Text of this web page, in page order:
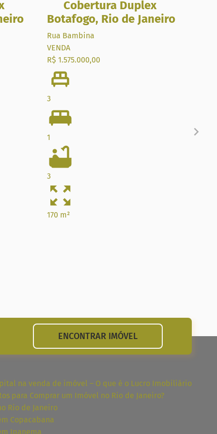
Cobertura Duplex
Botafogo, Rio de Janeiro
Rua Bambina
VENDA
R$ 1.575.000,00
3
1
3
170 m²
ENCONTRAR IMÓVEL
na venda de imóvel – O que é o Lucro Imobiliário
para Comprar um Imóvel no Rio de Janeiro?
Rio de Janeiro
Copacabana
Ipanema